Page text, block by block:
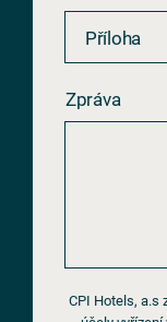
Příloha
Zpráva
CPI Hotels, a.s